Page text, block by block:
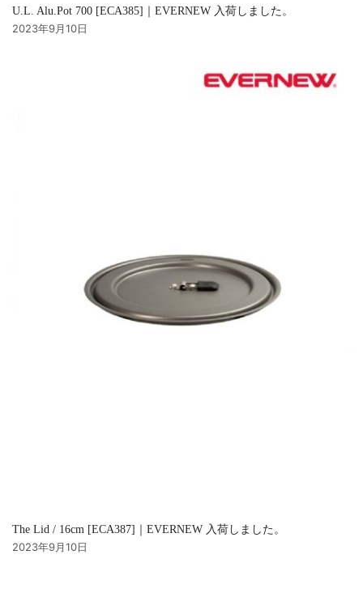
U.L. Alu.Pot 700 [ECA385]｜EVERNEW 入荷しました。
2023年9月10日
The Lid / 16cm [ECA387]｜EVERNEW 入荷しました。
2023年9月10日